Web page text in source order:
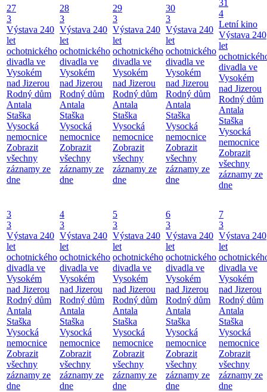
27
3
Výstava 240
let
ochotnického
divadla ve
Vysokém
nad Jizerou
Rodný dům
Antala
Staška
Vysocká
nemocnice
Zobrazit
všechny
záznamy ze
dne
28
3
Výstava 240
let
ochotnického
divadla ve
Vysokém
nad Jizerou
Rodný dům
Antala
Staška
Vysocká
nemocnice
Zobrazit
všechny
záznamy ze
dne
29
3
Výstava 240
let
ochotnického
divadla ve
Vysokém
nad Jizerou
Rodný dům
Antala
Staška
Vysocká
nemocnice
Zobrazit
všechny
záznamy ze
dne
30
3
Výstava 240
let
ochotnického
divadla ve
Vysokém
nad Jizerou
Rodný dům
Antala
Staška
Vysocká
nemocnice
Zobrazit
všechny
záznamy ze
dne
31
4
Letní kino
Výstava 240
let
divadla ve
Vysokém
nad Jizerou
Rodný dům
Antala
Staška
Vysocká
nemocnice
Zobrazit
všechny
záznamy ze
dne
3
3
Výstava 240
let
ochotnického
divadla ve
Vysokém
nad Jizerou
Rodný dům
Antala
Staška
Vysocká
nemocnice
Zobrazit
všechny
záznamy ze
dne
4
3
Výstava 240
let
ochotnického
divadla ve
Vysokém
nad Jizerou
Rodný dům
Antala
Staška
Vysocká
nemocnice
Zobrazit
všechny
záznamy ze
dne
5
3
Výstava 240
let
ochotnického
divadla ve
Vysokém
nad Jizerou
Rodný dům
Antala
Staška
Vysocká
nemocnice
Zobrazit
všechny
záznamy ze
dne
6
3
Výstava 240
let
ochotnického
divadla ve
Vysokém
nad Jizerou
Rodný dům
Antala
Staška
Vysocká
nemocnice
Zobrazit
všechny
záznamy ze
dne
7
3
Výstava 240
let
divadla ve
Vysokém
nad Jizerou
Rodný dům
Antala
Staška
Vysocká
nemocnice
Zobrazit
všechny
záznamy ze
dne